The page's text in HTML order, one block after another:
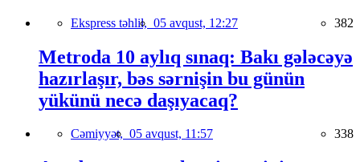
Ekspress təhlil, 05 avqust, 12:27 382
Metroda 10 aylıq sınaq: Bakı gələcəyə
hazırlaşır, bəs sərnişin bu günün
yükünü necə daşıyacaq?
Cəmiyyət, 05 avqust, 11:57 338